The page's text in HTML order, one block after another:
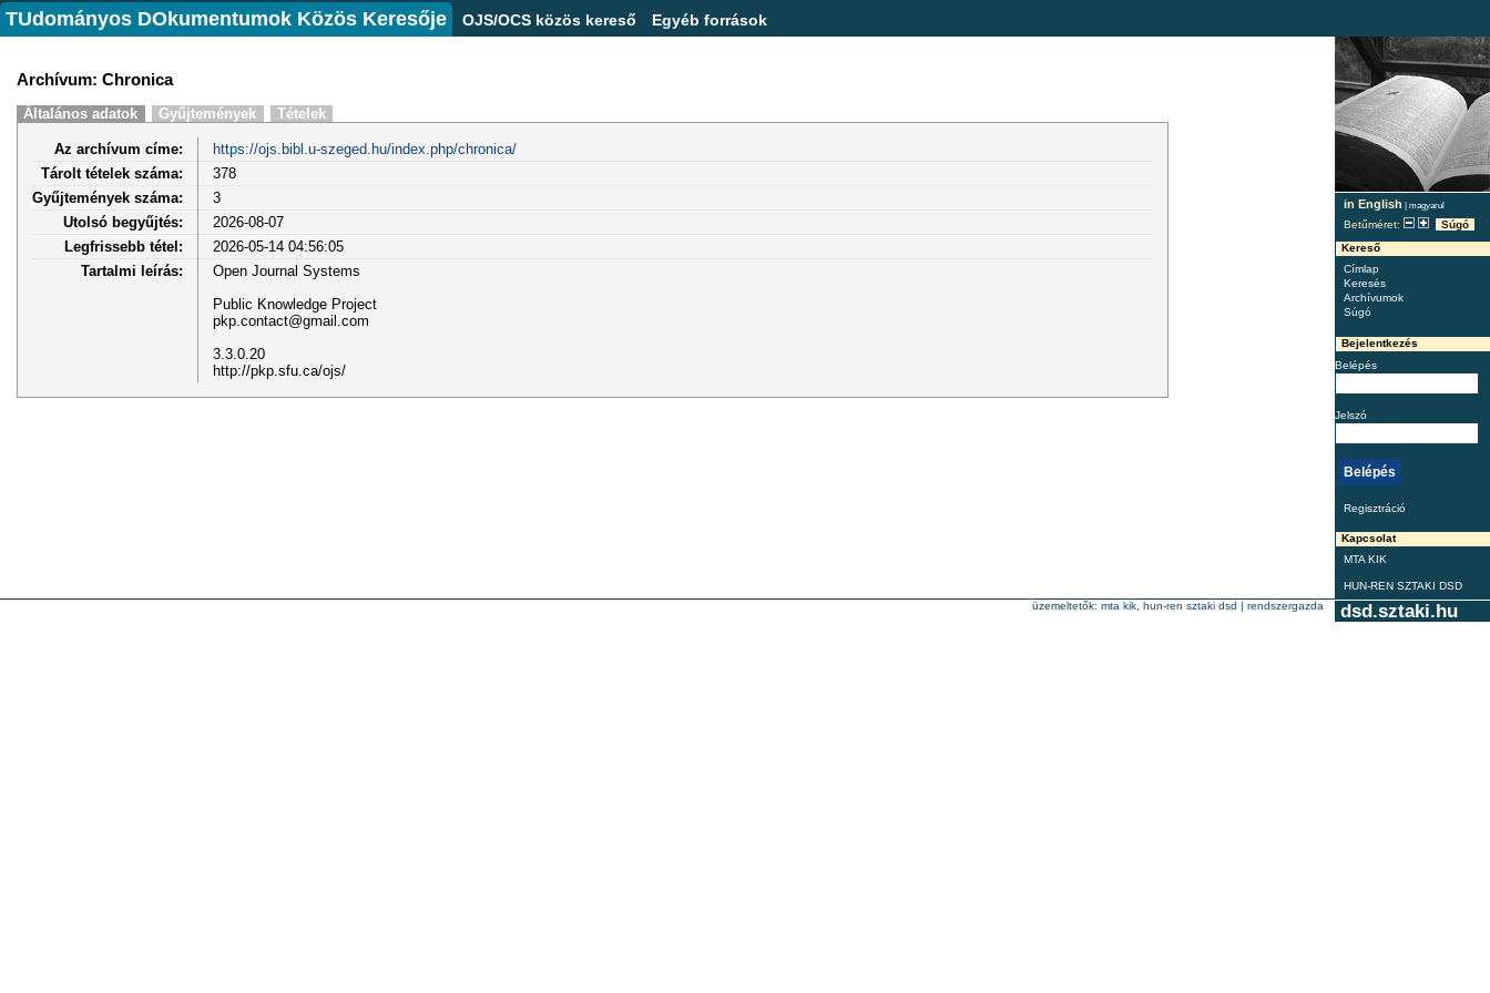
TUdományos DOkumentumok Közös Keresője OJS/OCS közös kereső Egyéb források
in English | magyarul
Betűméret:
Súgó
Kereső
Címlap
Keresés
Archívumok
Súgó
Bejelentkezés
Belépés
Jelszó
Regisztráció
Kapcsolat
MTA KIK
HUN-REN SZTAKI DSD
Archívum: Chronica
Általános adatok Gyűjtemények Tételek
Az archívum címe:
https://ojs.bibl.u-szeged.hu/index.php/chronica/
Tárolt tételek száma:
378
Gyűjtemények száma:
3
Utolsó begyűjtés:
2026-08-07
Legfrissebb tétel:
2026-05-14 04:56:05
Tartalmi leírás:
Open Journal Systems
Public Knowledge Project
pkp.contact@gmail.com
3.3.0.20
http://pkp.sfu.ca/ojs/
dsd.sztaki.hu
üzemeltetők: mta kik hun-ren sztaki dsd | rendszergazda